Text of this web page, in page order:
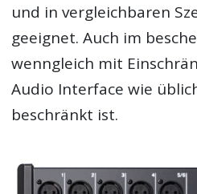
und in vergleichbaren
geeignet. Auch im
wenngleich mit
Audio Interface wie
beschränkt ist.